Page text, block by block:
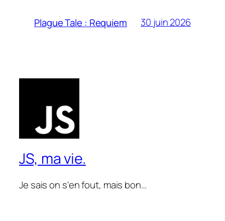
Plague Tale : Requiem 30 juin 2026
JS, ma vie.
Je sais on s'en fout, mais bon…